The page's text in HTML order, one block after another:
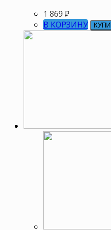
1 869 ₽
В КОРЗИНУ